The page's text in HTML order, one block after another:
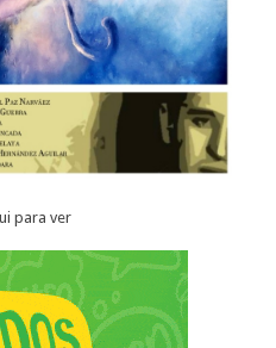
para ver